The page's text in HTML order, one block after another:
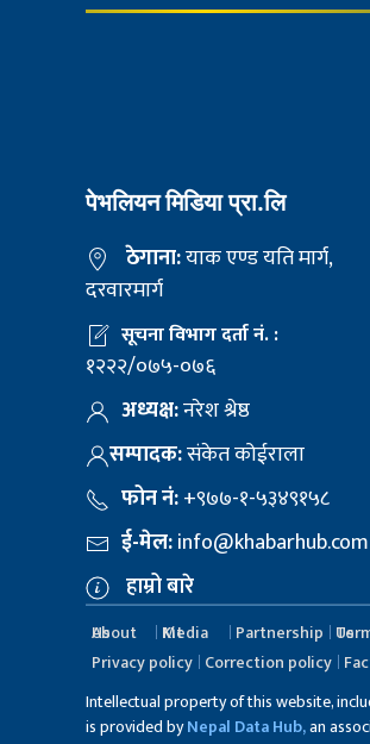
पेभलियन मिडिया प्रा.लि
ठेगाना:याक एण्ड यति मार्ग,
दरवारमार्ग
सूचना विभाग दर्ता नं. :
१२२२/०७५-०७६
अध्यक्ष:नरेश श्रेष्ठ
सम्पादक:संकेत कोईराला
फोन नं:+९७७-१-५३४९१५८
ई-मेल:info@khabarhub.com
हाम्रो बारे
About Us Media Kit Partnership Terms of Us
Privacy policy Correction policy
Intellectual property of this website,
is provided byNepal Data Hub,an